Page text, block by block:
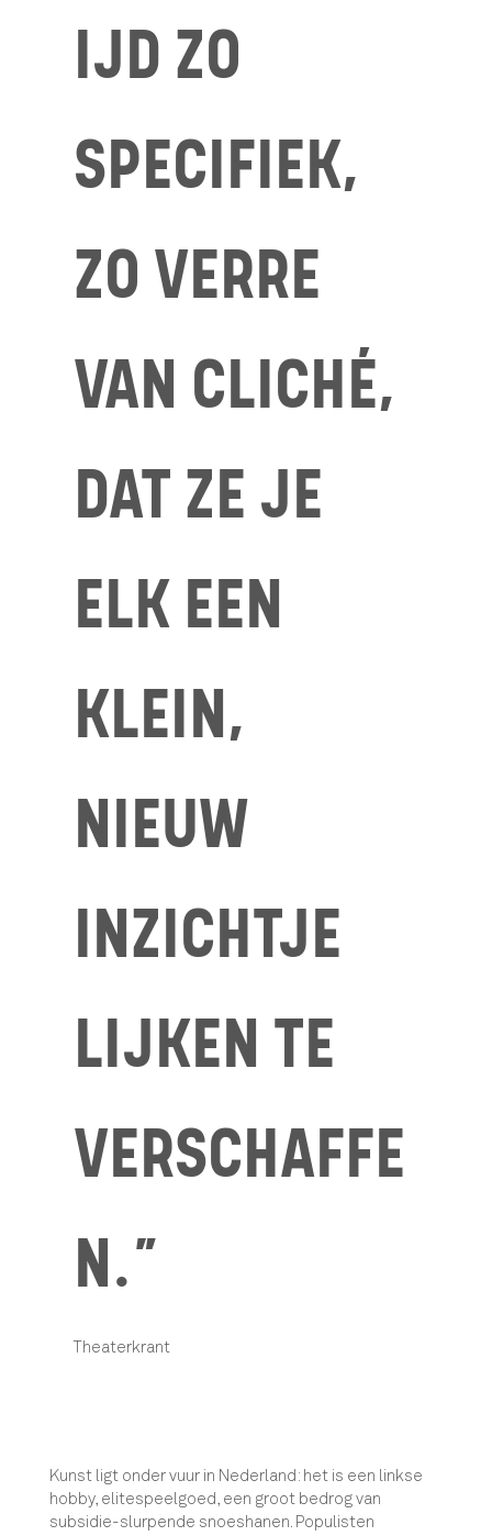
IJD ZO
SPECIFIEK,
ZO VERRE
VAN CLICHÉ,
DAT ZE JE
ELK EEN
KLEIN,
NIEUW
INZICHTJE
LIJKEN TE
VERSCHAFFE
N.”
Theaterkrant
Kunst ligt onder vuur in Nederland: het is een linkse
hobby, elitespeelgoed, een groot bedrog van
subsidie-slurpende snoeshanen. Populisten